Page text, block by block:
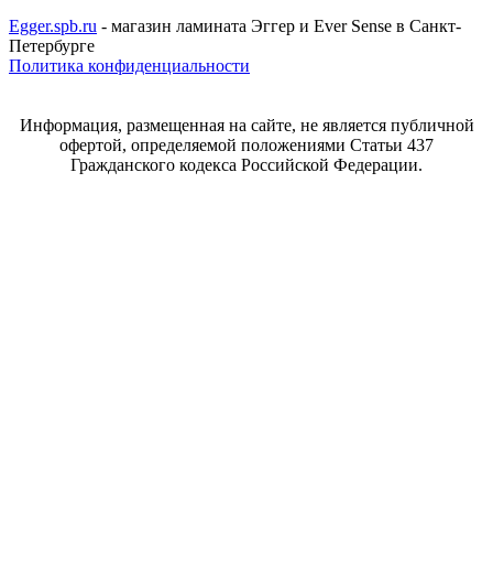
Egger.spb.ru - магазин ламината Эггер и Ever Sense в Санкт-
Петербурге
Политика конфиденциальности
Информация, размещенная на сайте, не является публичной
офертой, определяемой положениями Статьи 437
Гражданского кодекса Российской Федерации.